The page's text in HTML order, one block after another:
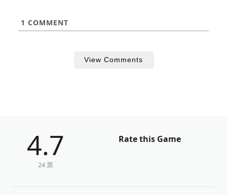
1 COMMENT
View Comments
4.7
24 票
Rate this Game